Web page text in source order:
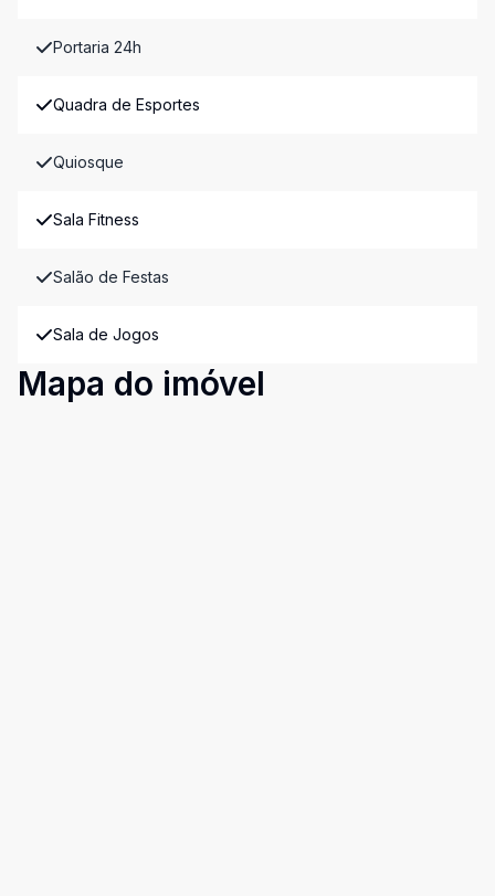
Portaria 24h
Quadra de Esportes
Quiosque
Sala Fitness
Salão de Festas
Sala de Jogos
Mapa do imóvel